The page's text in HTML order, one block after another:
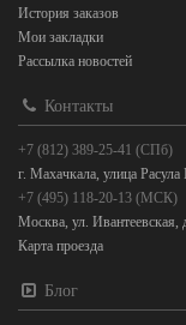
История заказов
Мои закладки
Рассылка новостей
Контакты
+7 (812) 389-25-41 (СПб)
г. Махачкала, улица Расула
+7 (495) 118-20-13 (МСК)
Москва, ул.
Карта проезда
Блог